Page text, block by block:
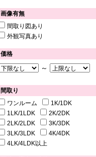
画像有無
間取り図あり
外観写真あり
価格
～
間取り
ワンルーム
1K/1DK
1LK/1LDK
2K/2DK
2LK/2LDK
3K/3DK
3LK/3LDK
4K/4DK
4LK/4LDK以上